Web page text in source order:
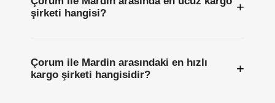
şirketi hangisi?
+
Çorum ile Mardin arasındaki en hızlı
kargo şirketi hangisidir?
+